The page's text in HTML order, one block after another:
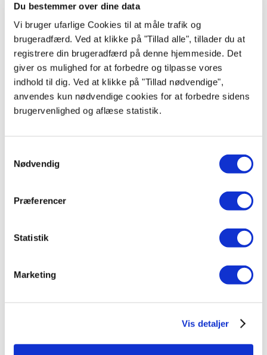
Du bestemmer over dine data
Vi bruger ufarlige Cookies til at måle trafik og
brugeradfærd. Ved at klikke på "Tillad alle", tillader du at
registrere din brugeradfærd på denne hjemmeside. Det
giver os mulighed for at forbedre og tilpasse vores
indhold til dig. Ved at klikke på "Tillad nødvendige",
anvendes kun nødvendige cookies for at forbedre sidens
brugervenlighed og aflæse statistik.
Nødvendig
Præferencer
Statistik
Marketing
Vis detaljer